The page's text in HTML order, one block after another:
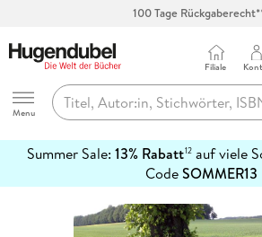
100 Tage
Hugendubel
Menu
Filiale
Summer Sale: 13% Rabatt12auf viele
CodeSOMMER13
erfahren